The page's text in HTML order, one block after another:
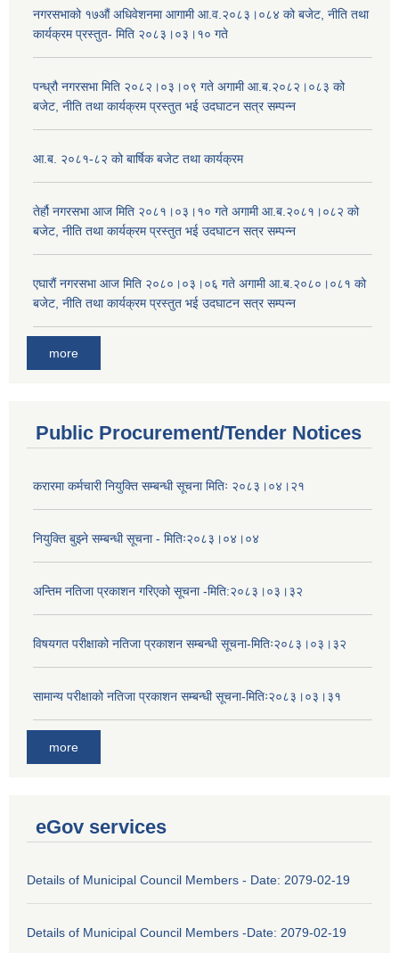
नगरसभाको १७औं अधिवेशनमा आगामी आ.व.२०८३।०८४ को बजेट, नीति तथा
कार्यक्रम प्रस्तुत- मिति २०८३।०३।१० गते
पन्ध्रौ नगरसभा मिति २०८२।०३।०९ गते अगामी आ.ब.२०८२।०८३ को
बजेट, नीति तथा कार्यक्रम प्रस्तुत भई उदघाटन सत्र सम्पन्न
आ.ब. २०८१-८२ को बार्षिक बजेट तथा कार्यक्रम
तेर्हौ नगरसभा आज मिति २०८१।०३।१० गते अगामी आ.ब.२०८१।०८२ को
बजेट, नीति तथा कार्यक्रम प्रस्तुत भई उदघाटन सत्र सम्पन्न
एघारौं नगरसभा आज मिति २०८०।०३।०६ गते अगामी आ.ब.२०८०।०८१ को
बजेट, नीति तथा कार्यक्रम प्रस्तुत भई उदघाटन सत्र सम्पन्न
more
Public Procurement/Tender Notices
करारमा कर्मचारी नियुक्ति सम्बन्धी सूचना मितिः २०८३।०४।२१
नियुक्ति बुझ्ने सम्बन्धी सूचना - मितिः२०८३।०४।०४
अन्तिम नतिजा प्रकाशन गरिएको सूचना -मिति:२०८३।०३।३२
विषयगत परीक्षाको नतिजा प्रकाशन सम्बन्धी सूचना-मितिः२०८३।०३।३२
सामान्य परीक्षाको नतिजा प्रकाशन सम्बन्धी सूचना-मितिः२०८३।०३।३१
more
eGov services
Details of Municipal Council Members - Date: 2079-02-19
Details of Municipal Council Members -Date: 2079-02-19